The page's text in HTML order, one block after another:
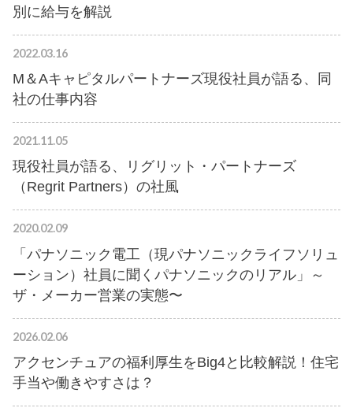
別に給与を解説
2022.03.16
M＆Aキャピタルパートナーズ現役社員が語る、同
社の仕事内容
2021.11.05
現役社員が語る、リグリット・パートナーズ
（Regrit Partners）の社風
2020.02.09
「パナソニック電工（現パナソニックライフソリュ
ーション）社員に聞くパナソニックのリアル」～
ザ・メーカー営業の実態〜
2026.02.06
アクセンチュアの福利厚生をBig4と比較解説！住宅
手当や働きやすさは？